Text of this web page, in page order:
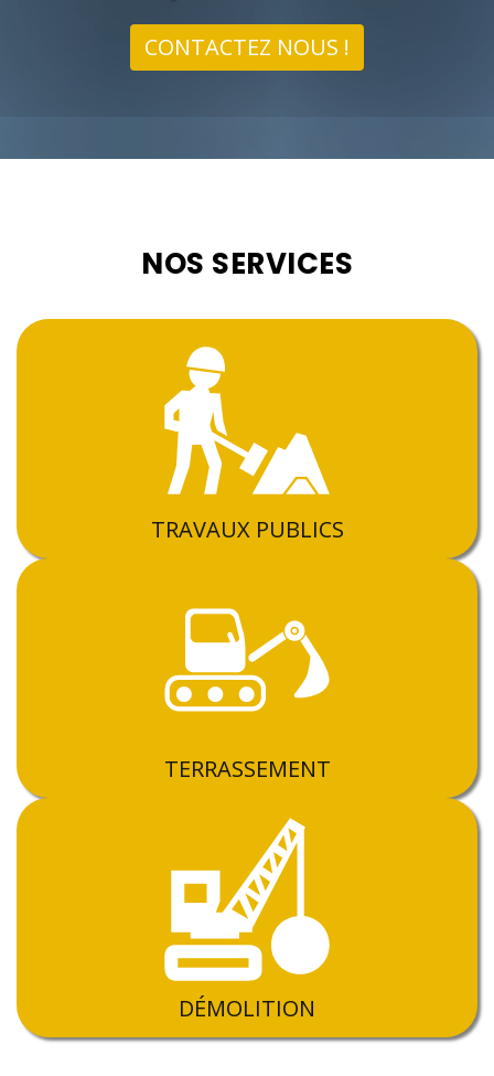
CONTACTEZ NOUS !
NOS SERVICES
TRAVAUX PUBLICS
TERRASSEMENT
DÉMOLITION